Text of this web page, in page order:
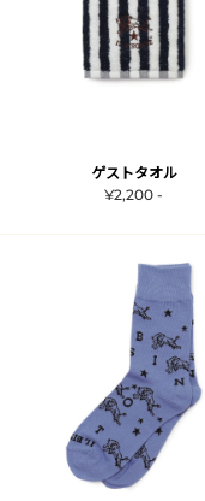
ゲストタオル
¥2,200 -